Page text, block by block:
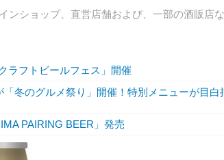
ンショップ、直営店舗および、一部の酒販店
ラフトビールフェス」開催
冬のグルメ祭り」開催！特別メニューが目白
PAIRING BEER」発売